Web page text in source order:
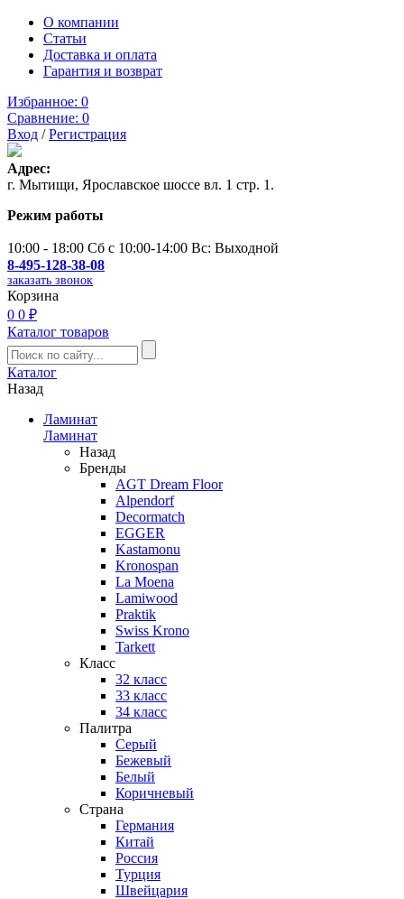
О компании
Статьи
Доставка и оплата
Гарантия и возврат
Избранное: 0
Сравнение: 0
Вход /Регистрация
Адрес:
г. Мытищи, Ярославское шоссе вл. 1 стр. 1.
Режим работы
10:00 - 18:00 Сб с 10:00-14:00 Вс: Выходной
8-495-128-38-08
заказать звонок
Корзина
0 0 ₽
Каталог товаров
Каталог
Назад
Ламинат
Ламинат
Назад
Бренды
AGT Dream Floor
Alpendorf
Decormatch
EGGER
Kastamonu
Kronospan
La Moena
Lamiwood
Praktik
Swiss Krono
Tarkett
Класс
32 класс
33 класс
34 класс
Палитра
Серый
Бежевый
Белый
Коричневый
Страна
Германия
Китай
Россия
Турция
Швейцария